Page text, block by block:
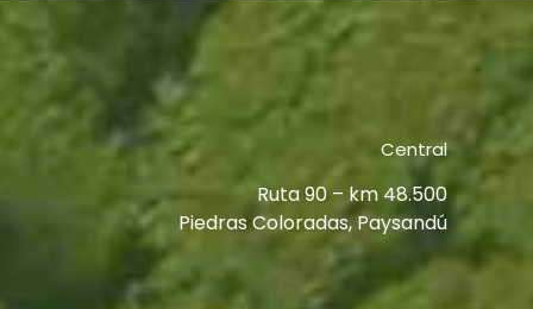
Central
Ruta 90 – km 48.500
Piedras Coloradas, Paysandú